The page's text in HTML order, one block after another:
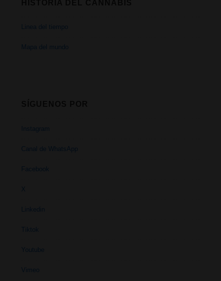
Linea del tiempo
Mapa del mundo
Instagram
Canal de WhatsApp
Facebook
X
Linkedin
Tiktok
Youtube
Vimeo